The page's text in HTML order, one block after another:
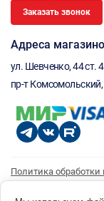
Заказать звонок
Адреса
ул. Шевченко, 44 ст.
пр-т Комсомольский,
Политика
Согласие на